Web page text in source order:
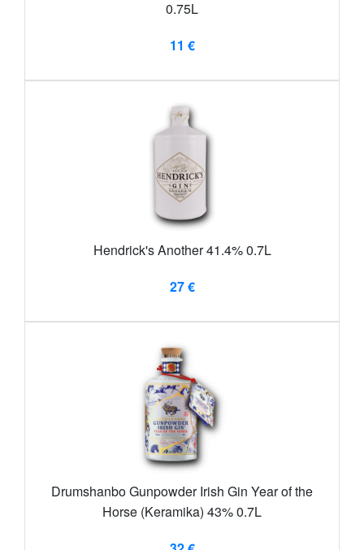
0.75L
11 €
Hendrick's Another 41.4% 0.7L
27 €
Drumshanbo Gunpowder Irish Gin Year of the
Horse (Keramika) 43% 0.7L